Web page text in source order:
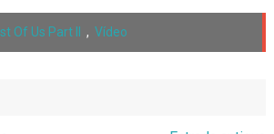
Of Us Part II , Vídeo